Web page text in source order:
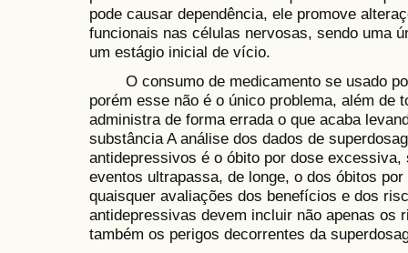
pode causar dependência, ele promove
funcionais nas células nervosas, sendo uma
um estágio inicial de vício.
O consumo de medicamento se usado
porém esse não é o único problema, além de
administra de forma errada o que acaba
substância A análise dos dados de
antidepressivos é o óbito por dose excessiva,
eventos ultrapassa, de longe, o dos óbitos
quaisquer avaliações dos benefícios e dos
antidepressivas devem incluir não apenas os
também os perigos decorrentes da